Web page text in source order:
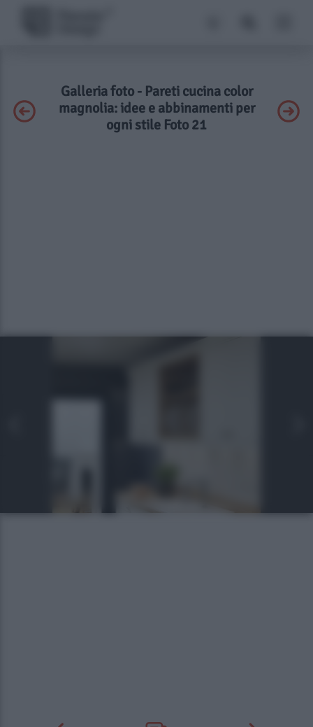
Galleria foto - Pareti cucina color
magnolia: idee e abbinamenti per
ogni stile Foto 21